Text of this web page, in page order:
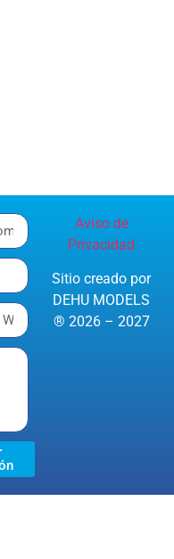
Aviso de
Privacidad
Sitio creado por
DEHU MODELS
® 2026 – 2027